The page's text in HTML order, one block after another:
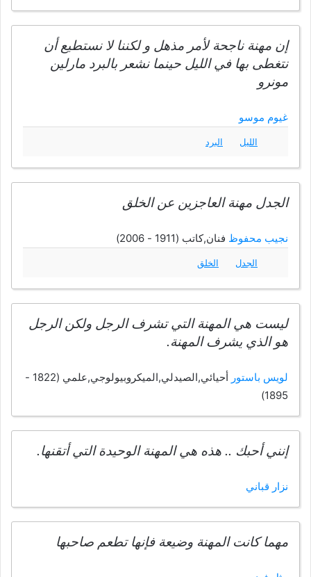
إن مهنة ناجحة لأمر مذهل و لكننا لا نستطيع أن
نتغطى بها في الليل حينما نشعر بالبرد مارلين
مونرو
غيوم موسو
الليل البرد
الجدل مهنة العاجزين عن الخلق
نجيب محفوظ فنان,كاتب (1911 - 2006)
الجدل الخلق
ليست هي المهنة التي تشرف الرجل ولكن الرجل
هو الذي يشرف المهنة.
لويس باستور
أحيائي,الصيدلي,الميكروبيولوجي,علمي (1822 -
1895)
إنني أحبك .. هذه هي المهنة الوحيدة التي أتقنها.
نزار قباني
مهما كانت المهنة وضيعة فإنها تطعم صاحبها